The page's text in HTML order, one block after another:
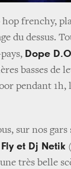
frenchy,
du dessus.
Dope
basses de
pendant
sur nos
Fly et Dj Netik
très belle